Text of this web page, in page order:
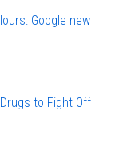
Google new
to Fight Off